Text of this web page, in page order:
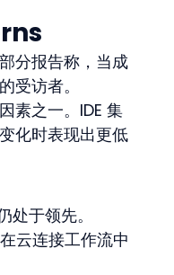
分报告称，当成
受访者。
素之一。IDE 集
化时表现出更低
于领先。
云连接工作流中